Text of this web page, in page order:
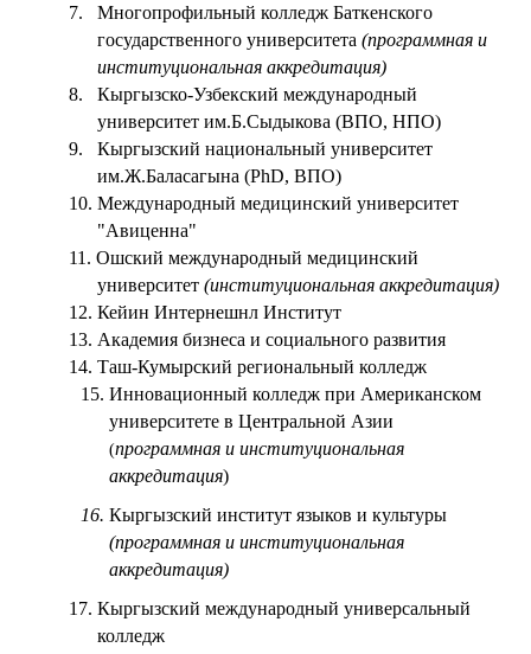
7.
Многопрофильный колледж Баткенского
государственного университета (программная и
институциональная аккредитация)
8.
Кыргызско-Узбекский международный
университет им.Б.Сыдыкова (ВПО, НПО)
9.
Кыргызский национальный университет
им.Ж.Баласагына (PhD, ВПО)
10. Международный медицинский университет
"Авиценна"
11. Ошский международный медицинский
университет (институциональная аккредитация)
12. Кейин Интернешнл Институт
13. Академия бизнеса и социального развития
14. Таш-Кумырский региональный колледж
15. Инновационный колледж при Американском
университете в Центральной Азии
(программная и институциональная
аккредитация)
16. Кыргызский институт языков и культуры
(программная и институциональная
аккредитация)
17. Кыргызский международный универсальный
колледж